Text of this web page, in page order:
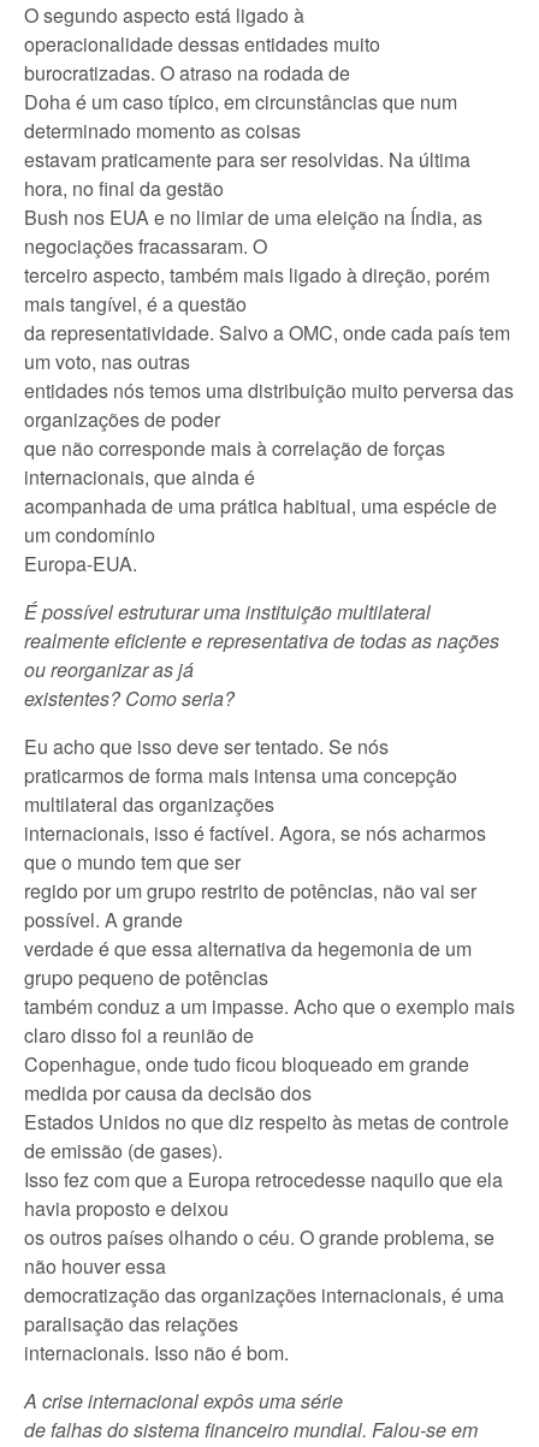
O segundo aspecto está ligado à
operacionalidade dessas entidades muito
burocratizadas. O atraso na rodada de
Doha é um caso típico, em circunstâncias que num
determinado momento as coisas
estavam praticamente para ser resolvidas. Na última
hora, no final da gestão
Bush nos EUA e no limiar de uma eleição na Índia, as
negociações fracassaram. O
terceiro aspecto, também mais ligado à direção, porém
mais tangível, é a questão
da representatividade. Salvo a OMC, onde cada país tem
um voto, nas outras
entidades nós temos uma distribuição muito perversa das
organizações de poder
que não corresponde mais à correlação de forças
internacionais, que ainda é
acompanhada de uma prática habitual, uma espécie de
um condomínio
Europa-EUA.
É possível estruturar uma instituição multilateral
realmente eficiente e representativa de todas as nações
ou reorganizar as já
existentes? Como seria?
Eu acho que isso deve ser tentado. Se nós
praticarmos de forma mais intensa uma concepção
multilateral das organizações
internacionais, isso é factível. Agora, se nós acharmos
que o mundo tem que ser
regido por um grupo restrito de potências, não vai ser
possível. A grande
verdade é que essa alternativa da hegemonia de um
grupo pequeno de potências
também conduz a um impasse. Acho que o exemplo mais
claro disso foi a reunião de
Copenhague, onde tudo ficou bloqueado em grande
medida por causa da decisão dos
Estados Unidos no que diz respeito às metas de controle
de emissão (de gases).
Isso fez com que a Europa retrocedesse naquilo que ela
havia proposto e deixou
os outros países olhando o céu. O grande problema, se
não houver essa
democratização das organizações internacionais, é uma
paralisação das relações
internacionais. Isso não é bom.
A crise internacional expôs uma série
de falhas do sistema financeiro mundial. Falou-se em